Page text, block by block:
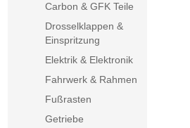
Carbon & GFK Teile
Drosselklappen &
Einspritzung
Elektrik & Elektronik
Fahrwerk & Rahmen
Fußrasten
Getriebe